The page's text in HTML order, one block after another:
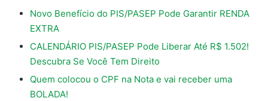
Novo Benefício do PIS/PASEP Pode Garantir RENDA
EXTRA
CALENDÁRIO PIS/PASEP Pode Liberar Até R$ 1.502!
Descubra Se Você Tem Direito
Quem colocou o CPF na Nota e vai receber uma
BOLADA!